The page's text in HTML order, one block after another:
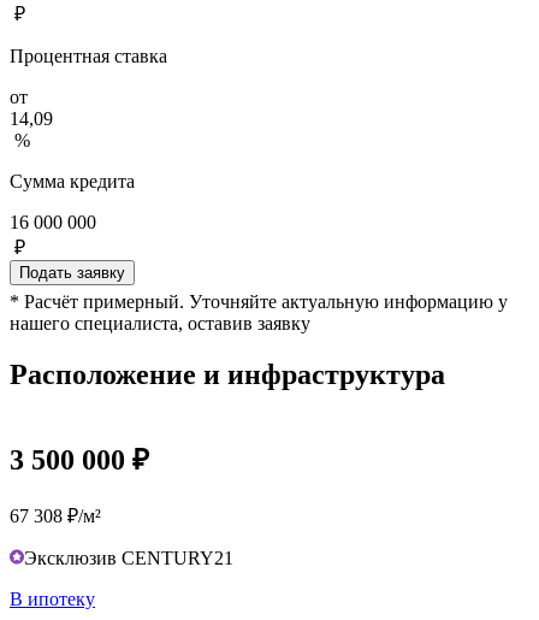
₽
Процентная ставка
от
14,09
%
Сумма кредита
16 000 000
₽
Подать заявку
* Расчёт примерный. Уточняйте актуальную информацию у
нашего специалиста, оставив заявку
Расположение и инфраструктура
3 500 000 ₽
67 308 ₽/м²
Эксклюзив CENTURY21
В ипотеку